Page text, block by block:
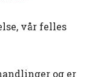
vår felles
og er